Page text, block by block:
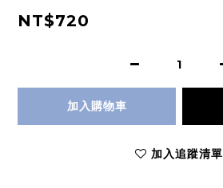
NT$720
加入購物車
加入追蹤清單